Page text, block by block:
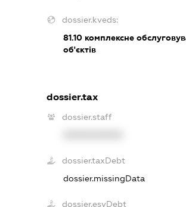
dossier.kveds:
81.10 комплексне
об'єктів
dossier.tax
dossier.staff
dossier.taxDebt
dossier.missingData
dossier.esvDebt